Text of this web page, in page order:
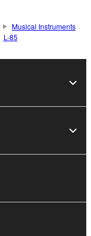
Musical Instruments
L-85